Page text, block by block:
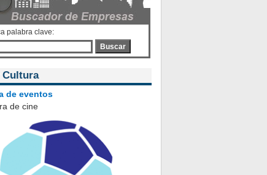
palabra clave:
Buscar
Cultura
de eventos
de cine